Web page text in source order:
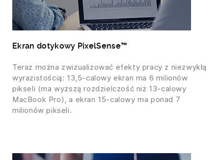
Ekran dotykowy PixelSense™
Teraz można zwizualizować efekty pracy z niezwykłą
wyrazistością: 13,5-calowy ekran ma 6 milionów
pikseli (ma wyższą rozdzielczość niż 13-calowy
MacBook Pro), a ekran 15-calowy ma ponad 7
milionów pikseli.